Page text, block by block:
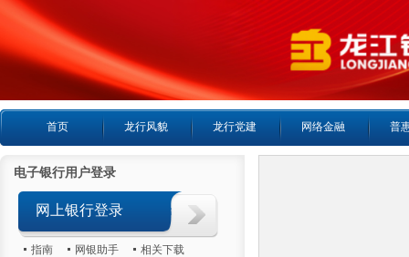
首页 龙行风貌 龙行党建 网络金融 普
电子银行用户登录
网上银行登录
指南 网银助手 相关下载